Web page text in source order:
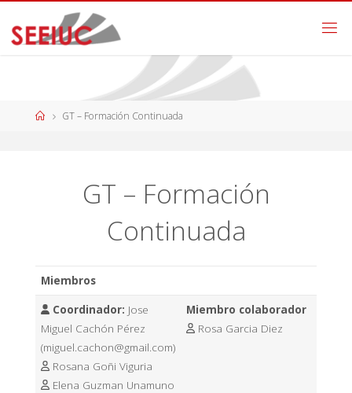
GT – Formación Continuada
GT – Formación
Continuada
Miembros
Coordinador: Jose
Miguel Cachón Pérez
(miguel.cachon@gmail.com)
Rosana Goñi Viguria
Elena Guzman Unamuno
Miembro colaborador
Rosa Garcia Diez